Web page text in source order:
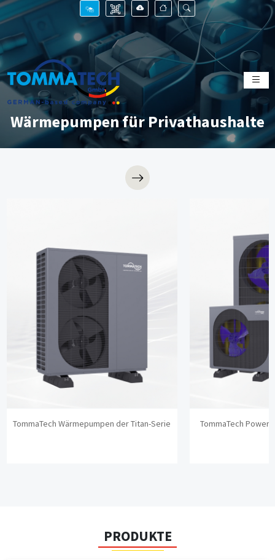
Wärmepumpen für Privathaushalte
TommaTech Wärmepumpen der Titan-Serie TommaTech
PRODUKTE